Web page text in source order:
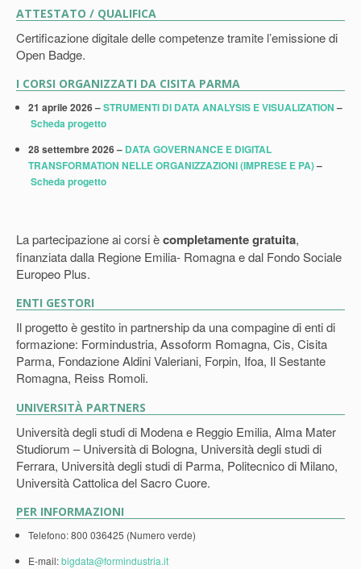
ATTESTATO / QUALIFICA
Certificazione digitale delle competenze tramite l’emissione di
Open Badge.
I CORSI ORGANIZZATI DA CISITA PARMA
21 aprile 2026 –STRUMENTI DI DATA ANALYSIS E VISUALIZATION –
Scheda progetto
28 settembre 2026 – DATA GOVERNANCE E DIGITAL
TRANSFORMATION NELLE ORGANIZZAZIONI(IMPRESE E PA)–
Scheda progetto
La partecipazione ai corsi ècompletamente gratuita,
finanziata dalla Regione Emilia- Romagna e dal Fondo Sociale
Europeo Plus.
ENTI GESTORI
Il progetto è gestito in partnership da una compagine di enti di
formazione: Formindustria, Assoform Romagna, Cis, Cisita
Parma, Fondazione Aldini Valeriani, Forpin, Ifoa, Il Sestante
Romagna, Reiss Romoli.
UNIVERSITÀ PARTNERS
Università degli studi di Modena e Reggio Emilia, Alma Mater
Studiorum – Università di Bologna, Università degli studi di
Ferrara, Università degli studi di Parma, Politecnico di Milano,
Università Cattolica del Sacro Cuore.
PER INFORMAZIONI
Telefono: 800 036425 (Numero verde)
E-mail:bigdata@formindustria.it